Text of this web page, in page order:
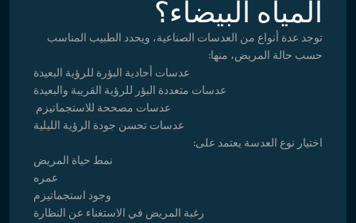
المياه البيضاء؟
توجد عدة أنواع من العدسات الصناعية، ويحدد الطبيب المناسب
حسب حالة المريض، منها:
عدسات أحادية البؤرة للرؤية البعيدة
عدسات متعددة البؤر للرؤية القريبة والبعيدة
عدسات مصححة للاستجماتيزم
عدسات تحسن جودة الرؤية الليلية
اختيار نوع العدسة يعتمد على:
نمط حياة المريض
عمره
وجود استجماتيزم
رغبة المريض في الاستغناء عن النظارة